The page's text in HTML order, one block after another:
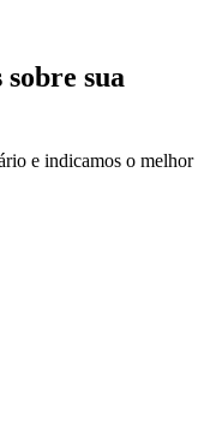
sua
e indicamos o melhor